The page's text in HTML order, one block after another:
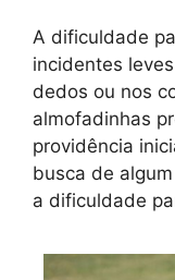
A dificuldade
incidentes
dedos ou nos
almofadinhas
providência
busca de
a dificuldade